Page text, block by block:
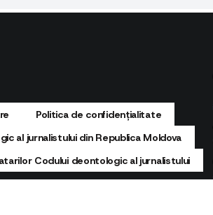
Politica de confidențialitate
al jurnalistului din Republica Moldova
Codului deontologic al jurnalistului